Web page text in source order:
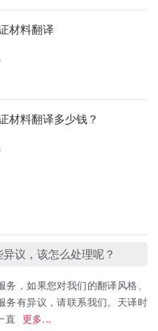
材料翻译
材料翻译多少钱？
议，该怎么处理呢？
，如果您对我们的翻译风格、
务有异议，请联系我们。天译时
直
更多...